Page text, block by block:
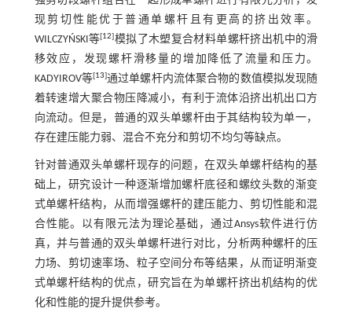
现剪切性能优于普通单螺杆且有更高的挤出效率。
WILCZYŃSKI等[12]模拟了木塑复合材料单螺杆挤出机中的滑
移效应，发现螺杆滑移量的增加降低了流量和压力。
KADYIROV等[13]通过单螺杆内流体聚合物的数值模拟发现随
着转速增大聚合物压降减小，有利于流体沿挤出机出口方
向流动。但是，普通的双头单螺杆由于其结构较为单一，
存在建压能力弱、混合不充分和剪切不均匀等缺点。
针对普通双头单螺杆现存的问题，在双头单螺杆结构的基
础上，研究设计一种逐渐增加螺杆底径和螺纹头数的渐变
式单螺杆结构，从而增强螺杆的建压能力、剪切性能和混
合性能。以有限元法为理论基础，通过Ansys软件进行仿
真，并与普通的双头单螺杆进行对比，分析两种螺杆的压
力场、剪切速率场、粒子空间分布等结果，从而证明渐变
式单螺杆结构的优点，研究旨在为单螺杆挤出机结构的优
化和性能的提升提供参考。